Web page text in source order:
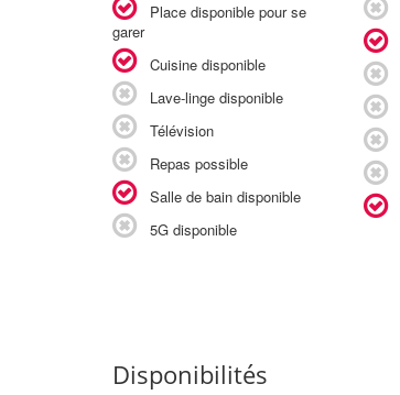
Place disponible pour se
garer
Cuisine disponible
Lave-linge disponible
Télévision
Repas possible
Salle de bain disponible
5G disponible
Disponibilités